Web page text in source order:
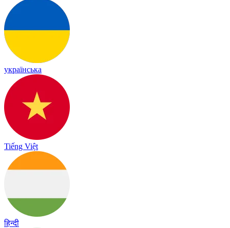
українська
Tiếng Việt
हिन्दी